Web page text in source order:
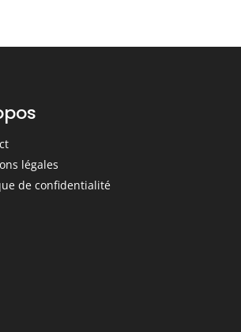
légales
de confidentialité